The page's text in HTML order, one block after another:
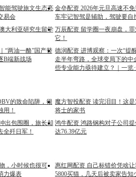
能驾驶旅文生态亮
易会
金垒配资 2026年元旦高速不
车牢记智驾是辅助，驾驶要自
大利亚研究生留学 万辰配资 留学圈一夜崩盘，
它！
“两油一酪”国产替
B端新战场
德润配资 进博观察：一次“提
走半年弯路，全球变局下的中
些专业能力亟待建立？｜一览
的致命陷阱，很
用！
魔方智投配资 读完泪目！这
将士的家书
出包围圈，旅长却
全歼日军！
鸿牛配资 鸿路钢构对子公司
达76.39亿元
，小时候也很可
力爆表
惠红网配资 自己标错价凭啥
5800买猫，几天后被卖家告知